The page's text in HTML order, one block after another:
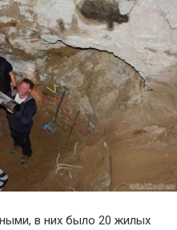
в них было 20 жилых